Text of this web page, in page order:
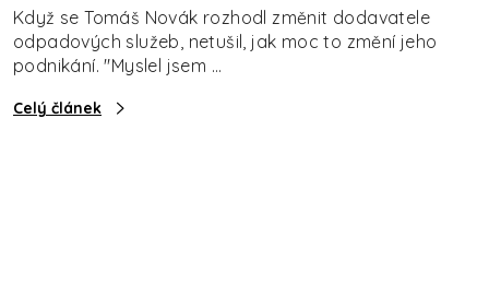
Když se Tomáš Novák rozhodl změnit dodavatele
odpadových služeb, netušil, jak moc to změní jeho
podnikání. "Myslel jsem ...
Celý článek